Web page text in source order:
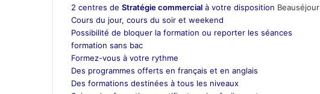
2 centres de Stratégie commercial à votre disposition Beauséjour
Cours du jour, cours du soir et weekend
Possibilité de bloquer la formation ou reporter les séances
formation sans bac
Formez-vous à votre rythme
Des programmes offerts en français et en anglais
Des formations destinées à tous les niveaux